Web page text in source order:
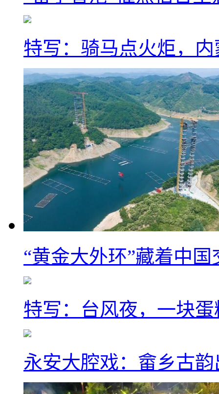
特写：骑马点火炬，
“黄金大外环”藏着中
特写：台风夜，一块
永安大腔戏：畲乡古